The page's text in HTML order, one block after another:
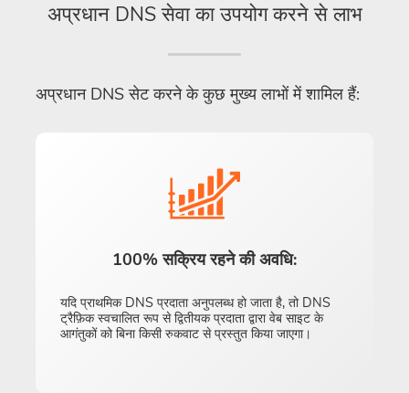
अप्रधान DNS सेवा का उपयोग करने से लाभ
अप्रधान DNS सेट करने के कुछ मुख्य लाभों में शामिल हैं:
100% सक्रिय रहने की अवधि:
यदि प्राथमिक DNS प्रदाता अनुपलब्ध हो जाता है, तो DNS
ट्रैफ़िक स्वचालित रूप से द्वितीयक प्रदाता द्वारा वेब साइट के
आगंतुकों को बिना किसी रुकवाट से प्रस्तुत किया जाएगा।